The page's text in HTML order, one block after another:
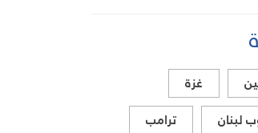
غزة
لبنان
ترامب